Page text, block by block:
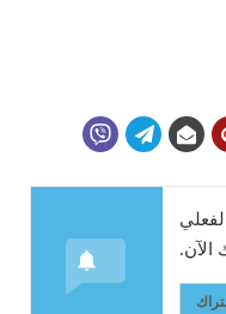
الآن.